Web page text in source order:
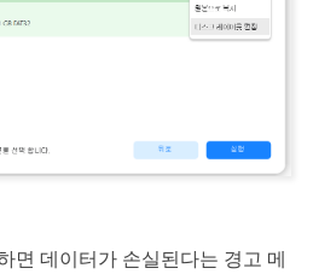
면 데이터가 손실된다는 경고 메